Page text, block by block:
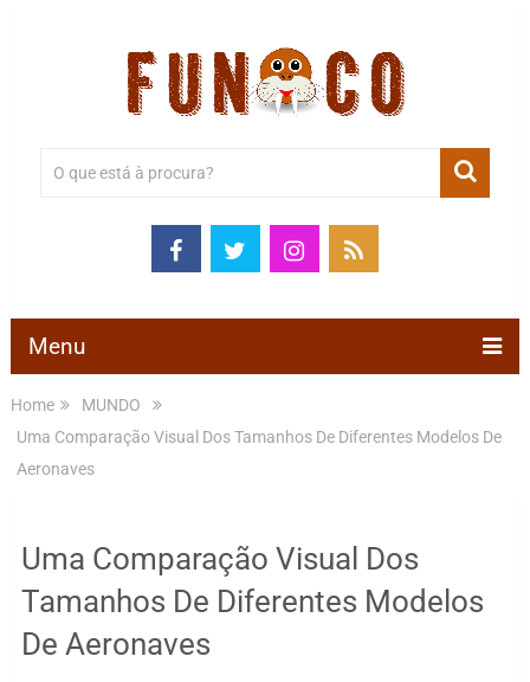
Menu
Home
MUNDO
Uma Comparação Visual Dos Tamanhos De Diferentes Modelos De
Aeronaves
Uma Comparação Visual Dos
Tamanhos De Diferentes Modelos
De Aeronaves